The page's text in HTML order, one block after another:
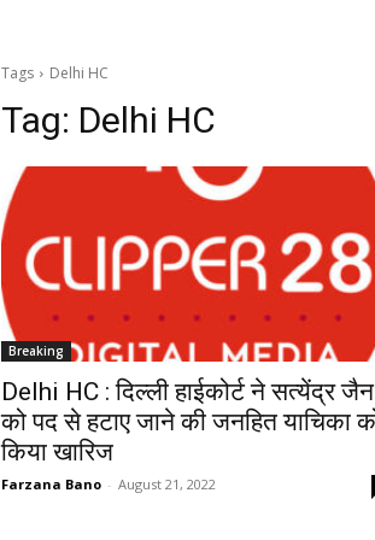
Tags Delhi HC
Tag: Delhi HC
Breaking
Delhi HC : दिल्ली हाईकोर्ट ने सत्येंद्र जैन
को पद से हटाए जाने की जनहित याचिका
किया खारिज
Farzana Bano - August 21, 2022